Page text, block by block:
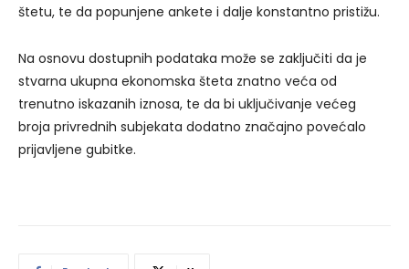
štetu, te da popunjene ankete i dalje konstantno pristižu.
Na osnovu dostupnih podataka može se zaključiti da je
stvarna ukupna ekonomska šteta znatno veća od
trenutno iskazanih iznosa, te da bi uključivanje većeg
broja privrednih subjekata dodatno značajno povećalo
prijavljene gubitke.